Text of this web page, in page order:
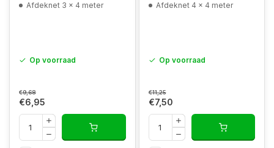
Afdeknet 3 x 4 meter
Op voorraad
€9,68
€6,95
Afdeknet 4 x 4 meter
Op voorraad
€11,25
€7,50